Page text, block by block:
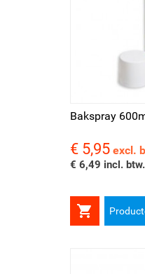
Bakspray
Prijs
€ 5,95 excl.
€ 6,49 incl. btw.
